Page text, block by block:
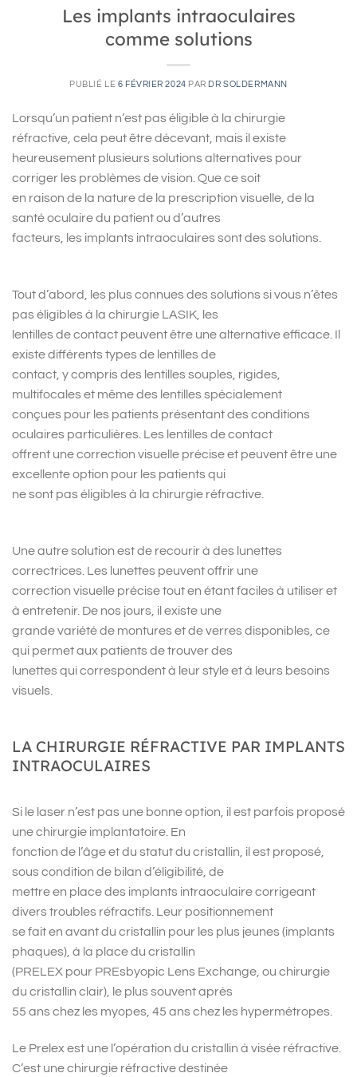
Les implants intraoculaires
comme solutions
PUBLIÉ LE 6 FÉVRIER 2024 PAR DR SOLDERMANN
Lorsqu’un patient n’est pas éligible à la chirurgie
réfractive, cela peut être décevant, mais il existe
heureusement plusieurs solutions alternatives pour
corriger les problèmes de vision. Que ce soit
en raison de la nature de la prescription visuelle, de la
santé oculaire du patient ou d’autres
facteurs, les implants intraoculaires sont des solutions.
Tout d’abord, les plus connues des solutions si vous n’êtes
pas éligibles à la chirurgie LASIK, les
lentilles de contact peuvent être une alternative efficace. Il
existe différents types de lentilles de
contact, y compris des lentilles souples, rigides,
multifocales et même des lentilles spécialement
conçues pour les patients présentant des conditions
oculaires particulières. Les lentilles de contact
offrent une correction visuelle précise et peuvent être une
excellente option pour les patients qui
ne sont pas éligibles à la chirurgie réfractive.
Une autre solution est de recourir à des lunettes
correctrices. Les lunettes peuvent offrir une
correction visuelle précise tout en étant faciles à utiliser et
à entretenir. De nos jours, il existe une
grande variété de montures et de verres disponibles, ce
qui permet aux patients de trouver des
lunettes qui correspondent à leur style et à leurs besoins
visuels.
LA CHIRURGIE RÉFRACTIVE PAR IMPLANTS
INTRAOCULAIRES
Si le laser n’est pas une bonne option, il est parfois proposé
une chirurgie implantatoire. En
fonction de l’âge et du statut du cristallin, il est proposé,
sous condition de bilan d’éligibilité, de
mettre en place des implants intraoculaire corrigeant
divers troubles réfractifs. Leur positionnement
se fait en avant du cristallin pour les plus jeunes (implants
phaques), à la place du cristallin
(PRELEX pour PREsbyopic Lens Exchange, ou chirurgie
du cristallin clair), le plus souvent après
55 ans chez les myopes, 45 ans chez les hypermétropes.
Le Prelex est une l’opération du cristallin à visée réfractive.
C’est une chirurgie réfractive destinée